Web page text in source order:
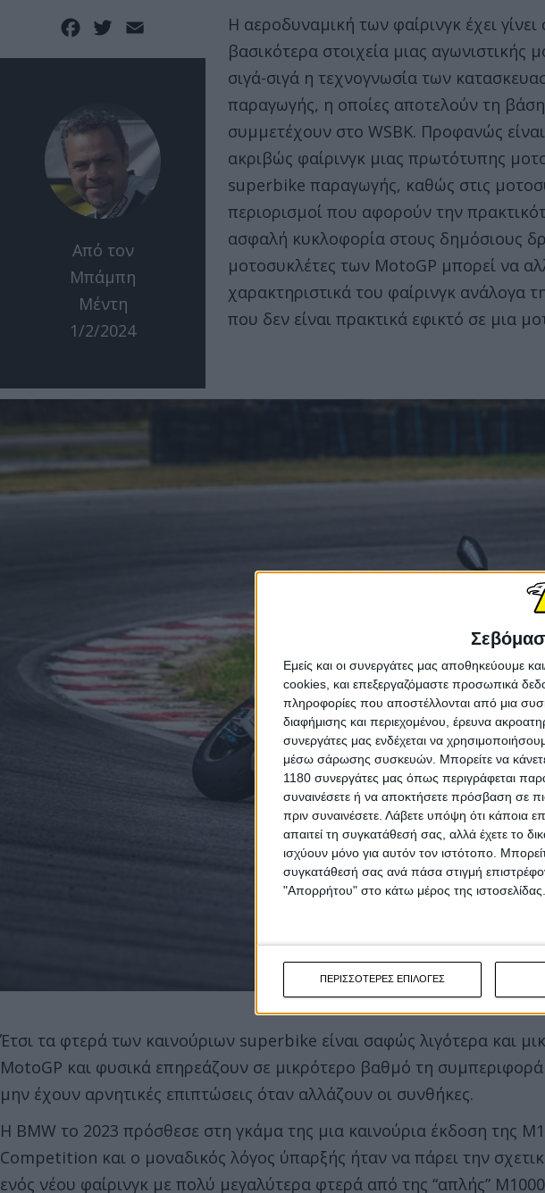
Εμείς και οι συνεργάτες μας αποθηκεύουμε
cookies, και επεξεργαζόμαστε προσωπικά
πληροφορίες που αποστέλλονται από μια
διαφήμισης και περιεχομένου, έρευνα
συνεργάτες μας ενδέχεται να
μέσω σάρωσης συσκευών. Μπορείτε να κάνετε
1180 συνεργάτες μας όπως περιγράφεται
συναινέσετε ή να αποκτήσετε πρόσβαση σε
πριν συναινέσετε. Λάβετε υπόψη ότι κάποια
απαιτεί τη συγκατάθεσή σας, αλλά έχετε το
ισχύουν μόνο για αυτόν τον ιστότοπο.
συγκατάθεσή σας ανά πάσα στιγμή
"Απορρήτου" στο κάτω μέρος της ιστοσελίδας.
ΠΕΡΙΣΣΟΤΕΡΕΣ ΕΠΙΛΟΓΕΣ
Facebook
Twitter
Από τον
Μπάμπη
Μέντη
1/2/2024
Η αεροδυναμική των φαίρινγκ έχει
βασικότερα στοιχεία μιας αγωνιστικής
σιγά-σιγά η τεχνογνωσία των
παραγωγής, η οποίες αποτελούν τη
συμμετέχουν στο WSBK. Προφανώς
ακριβώς φαίρινγκ μιας πρωτότυπης
superbike παραγωγής, καθώς στις
περιορισμοί που αφορούν την
ασφαλή κυκλοφορία στους δημόσιους
μοτοσυκλέτες των MotoGP μπορεί να
χαρακτηριστικά του φαίρινγκ ανάλογα
που δεν είναι πρακτικά εφικτό σε μια
Έτσι τα φτερά των καινούριων superbike είναι σαφώς λιγότερα και
MotoGP και φυσικά επηρεάζουν σε μικρότερο βαθμό τη
μην έχουν αρνητικές επιπτώσεις όταν αλλάζουν οι συνθήκες.
Η BMW το 2023 πρόσθεσε στη γκάμα της μια καινούρια έκδοση της
Competition και ο μοναδικός λόγος ύπαρξής ήταν να πάρει την
ενός νέου φαίρινγκ με πολύ μεγαλύτερα φτερά από της “απλής”